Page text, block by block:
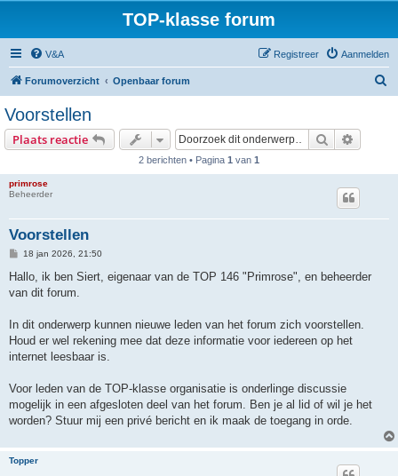
TOP-klasse forum
V&A Aanmelden
Registreer
Forumoverzicht Openbaar forum
Voorstellen
Plaats reactie Zoek
2 berichten • Pagina 1 van 1
primrose
Beheerder
Voorstellen
B
r
c
18 jan 2026, 21:50
Hallo, ik ben Siert, eigenaar van de TOP 146 "Primrose", en beheerder
van dit forum.
In dit onderwerp kunnen nieuwe leden van het forum zich voorstellen.
Houd er wel rekening mee dat deze informatie voor iedereen op het
internet leesbaar is.
Voor leden van de TOP-klasse organisatie is onderlinge discussie
mogelijk in een afgesloten deel van het forum. Ben je al lid of wil je het
worden? Stuur mij een privé bericht en ik maak de toegang in orde.
Topper